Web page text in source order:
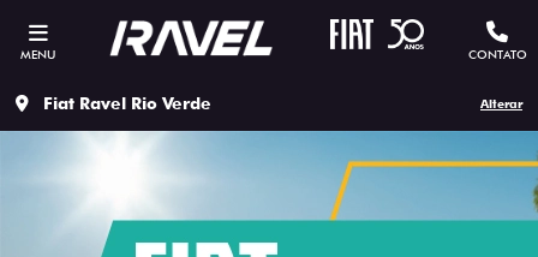
MENU CONTATO
Fiat Ravel Rio Verde Alterar